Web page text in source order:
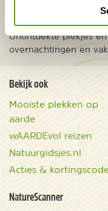
Onontdekte plekjes
overnachtingen en
Bekijk ook
Mooiste plekken op
aarde
wAARDEvol reizen
Natuurgidsjes.nl
Acties &
NatureScanner